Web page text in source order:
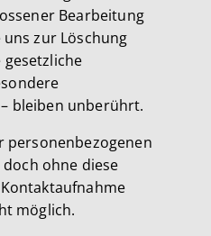
Bearbeitung
zur Löschung
bleiben unberührt.
personenbezogenen
ohne diese
möglich.